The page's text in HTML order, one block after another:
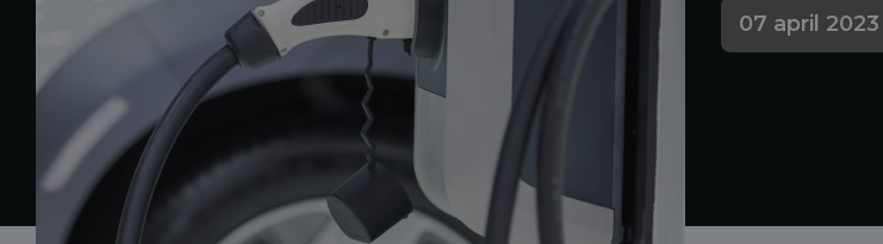
07 april 2023